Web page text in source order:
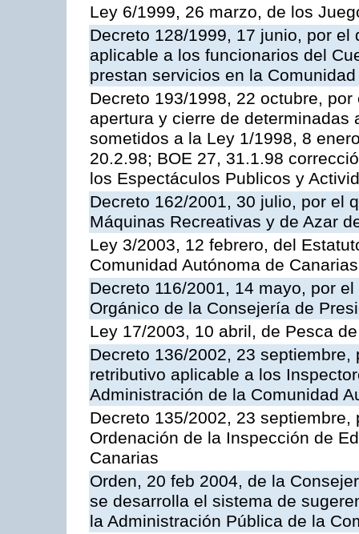
Ley 6/1999, 26 marzo, de los
Decreto 128/1999, 17 junio, por
aplicable a los funcionarios del
prestan servicios en la
Decreto 193/1998, 22 octubre,
apertura y cierre de
sometidos a la Ley 1/1998, 8
20.2.98; BOE 27, 31.1.98
los Espectáculos Publicos y
Decreto 162/2001, 30 julio, por el
Máquinas Recreativas y de Azar
Ley 3/2003, 12 febrero, del
Comunidad Autónoma de Canarias
Decreto 116/2001, 14 mayo, por
Orgánico de la Consejería de
Ley 17/2003, 10 abril, de Pesca
Decreto 136/2002, 23
retributivo aplicable a los
Administración de la Comunidad
Decreto 135/2002, 23
Ordenación de la Inspección de
Canarias
Orden, 20 feb 2004, de la
se desarrolla el sistema de
la Administración Pública de la